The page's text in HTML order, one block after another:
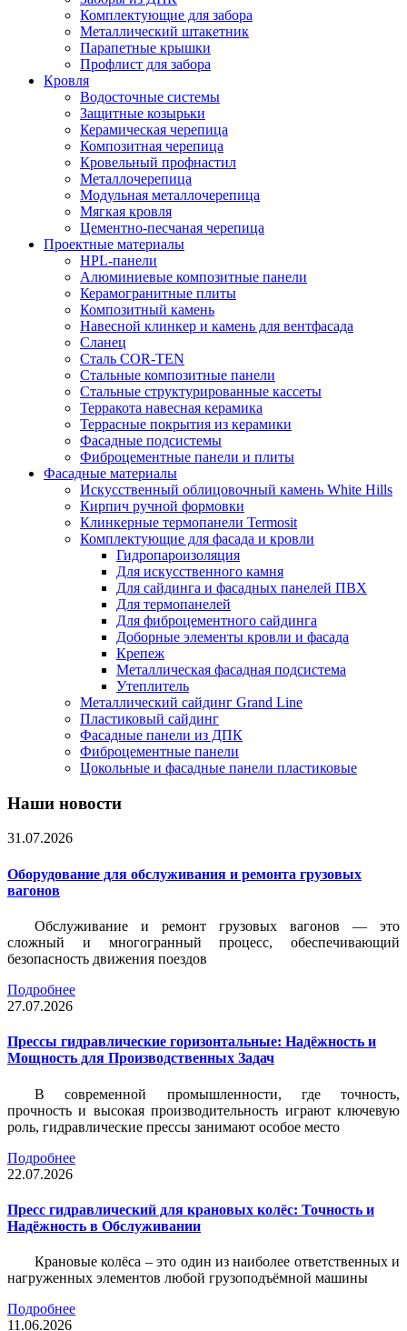
Комплектующие для забора
Металлический штакетник
Парапетные крышки
Профлист для забора
Кровля
Водосточные системы
Защитные козырьки
Керамическая черепица
Композитная черепица
Кровельный профнастил
Металлочерепица
Модульная металлочерепица
Мягкая кровля
Цементно-песчаная черепица
Проектные материалы
HPL-панели
Алюминиевые композитные панели
Керамогранитные плиты
Композитный камень
Навесной клинкер и камень для вентфасада
Сланец
Сталь COR-TEN
Стальные композитные панели
Стальные структурированные кассеты
Терракота навесная керамика
Террасные покрытия из керамики
Фасадные подсистемы
Фиброцементные панели и плиты
Фасадные материалы
Искусственный облицовочный камень White Hills
Кирпич ручной формовки
Клинкерные термопанели Termosit
Комплектующие для фасада и кровли
Гидропароизоляция
Для искусственного камня
Для сайдинга и фасадных панелей ПВХ
Для термопанелей
Для фиброцементного сайдинга
Доборные элементы кровли и фасада
Крепеж
Металлическая фасадная подсистема
Утеплитель
Металлический сайдинг Grand Line
Пластиковый сайдинг
Фасадные панели из ДПК
Фиброцементные панели
Цокольные и фасадные панели пластиковые
Наши новости
31.07.2026
Оборудование для обслуживания и ремонта грузовых
вагонов
Обслуживание и ремонт грузовых вагонов — это
сложный и многогранный процесс, обеспечивающий
безопасность движения поездов
Подробнее
27.07.2026
Прессы гидравлические горизонтальные: Надёжность и
Мощность для Производственных Задач
В современной промышленности, где точность,
прочность и высокая производительность играют ключевую
роль, гидравлические прессы занимают особое место
Подробнее
22.07.2026
Пресс гидравлический для крановых колёс: Точность и
Надёжность в Обслуживании
Крановые колёса – это один из наиболее ответственных и
нагруженных элементов любой грузоподъёмной машины
Подробнее
11.06.2026